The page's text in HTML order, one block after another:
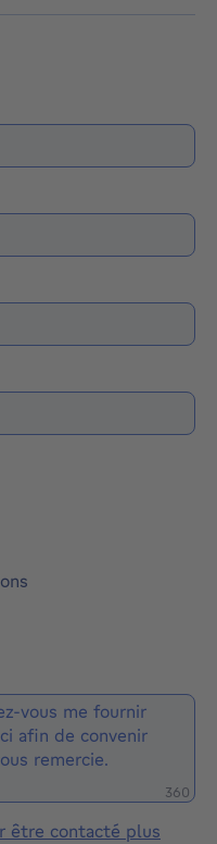
360
être contacté plus